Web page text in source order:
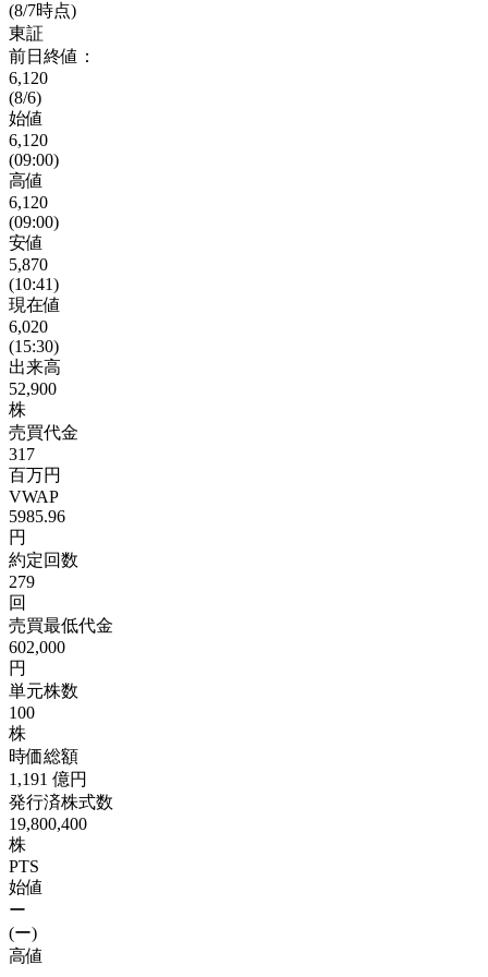
(8/7時点)
東証
前日終値：
6,120
(8/6)
始値
6,120
(09:00)
高値
6,120
(09:00)
安値
5,870
(10:41)
現在値
6,020
(15:30)
出来高
52,900
株
売買代金
317
百万円
VWAP
5985.96
円
約定回数
279
回
売買最低代金
602,000
円
単元株数
100
株
時価総額
1,191 億円
発行済株式数
19,800,400
株
PTS
始値
ー
(ー)
高値